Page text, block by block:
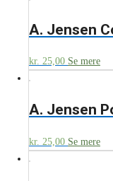
A. Jensen
kr. 25,00 Se mere
A. Jensen
kr. 25,00 Se mere